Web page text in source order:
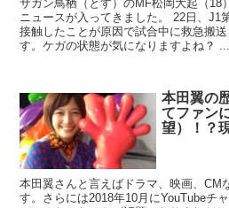
サガン鳥栖（とす）のMF松岡大起（18
ニュースが入ってきました。 22日、J1
接触したことが原因で試合中に救急搬
す。ケガの状態が気になりますよね？ ...
本田翼の
てファン
望）！？
本田翼さんと言えばドラマ、映画、CM
す。さらには2018年10月にYouTubeチ